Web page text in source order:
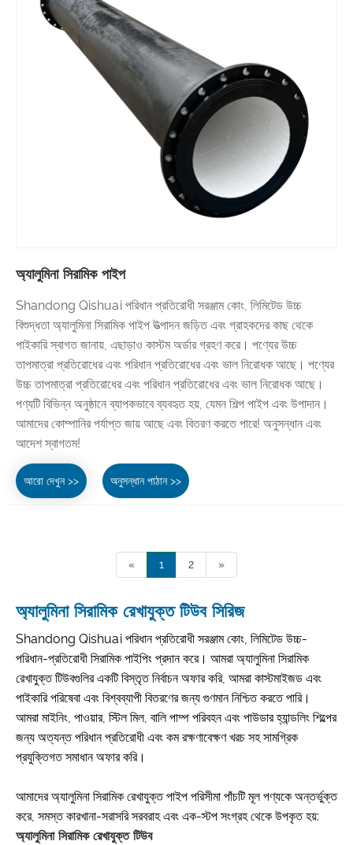
অ্যালুমিনা সিরামিক পাইপ
Shandong Qishuai পরিধান প্রতিরোধী সরঞ্জাম কোং, লিমিটেড উচ্চ
বিশুদ্ধতা অ্যালুমিনা সিরামিক পাইপ উত্পাদন জড়িত এবং গ্রাহকদের কাছ থেকে
পাইকারি স্বাগত জানায়, এছাড়াও কাস্টম অর্ডার গ্রহণ করে। পণ্যের উচ্চ
তাপমাত্রা প্রতিরোধের এবং পরিধান প্রতিরোধের এবং ভাল নিরোধক আছে। পণ্যের
উচ্চ তাপমাত্রা প্রতিরোধের এবং পরিধান প্রতিরোধের এবং ভাল নিরোধক আছে।
পণ্যটি বিভিন্ন অনুষ্ঠানে ব্যাপকভাবে ব্যবহৃত হয়, যেমন শিল্প পাইপ এবং উপাদান।
আমাদের কোম্পানির পর্যাপ্ত জায় আছে এবং বিতরণ করতে পারে! অনুসন্ধান এবং
আদেশ স্বাগতম!
আরো দেখুন >> অনুসন্ধান পাঠান >>
« 1 2 »
অ্যালুমিনা সিরামিক রেখাযুক্ত টিউব সিরিজ
Shandong Qishuai পরিধান প্রতিরোধী সরঞ্জাম কোং, লিমিটেড উচ্চ-
পরিধান-প্রতিরোধী সিরামিক পাইপিং প্রদান করে। আমরা অ্যালুমিনা সিরামিক
রেখাযুক্ত টিউবগুলির একটি বিস্তৃত নির্বাচন অফার করি, আমরা কাস্টমাইজড এবং
পাইকারি পরিষেবা এবং বিশ্বব্যাপী বিতরণের জন্য গুণমান নিশ্চিত করতে পারি।
আমরা মাইনিং, পাওয়ার, স্টিল মিল, বালি পাম্প পরিবহন এবং পাউডার হ্যান্ডলিং শিল্পের
জন্য অত্যন্ত পরিধান প্রতিরোধী এবং কম রক্ষণাবেক্ষণ খরচ সহ সামগ্রিক
প্রযুক্তিগত সমাধান অফার করি।
আমাদের অ্যালুমিনা সিরামিক রেখাযুক্ত পাইপ পরিসীমা পাঁচটি মূল পণ্যকে অন্তর্ভুক্ত
করে, সমস্ত কারখানা-সরাসরি সরবরাহ এবং এক-স্টপ সংগ্রহ থেকে উপকৃত হয়:
অ্যালুমিনা সিরামিক রেখাযুক্ত টিউব